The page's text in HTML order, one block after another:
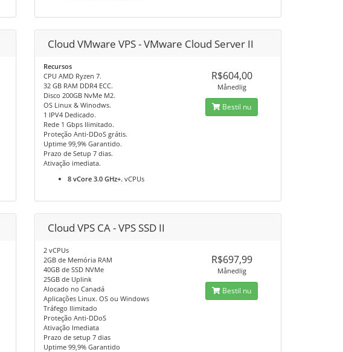
Cloud VMware VPS - VMware Cloud Server II
Recursos
CPU AMD Ryzen 7.
32 GB RAM DDR4 ECC.
Disco 200GB NvMe M2.
OS Linux & Winodws.
1 IPV4 Dedicado.
Rede 1 Gbps Ilimitado.
Proteção Anti-DDoS grátis.
Uptime 99,9% Garantido.
Prazo de Setup 7 dias.
Ativação imediata.
8 vCore 3.0 GHz+. vCPUs
R$604,00
Månedlig
Bestil nu
Cloud VPS CA - VPS SSD II
2 vCPUs
2GB de Memória RAM
40GB de SSD NVMe
25GB de Uplink
Alocado no Canadá
Aplicações Linux. OS ou Windows
Tráfego Ilimitado
Proteção Anti-DDoS
Ativação Imediata
Prazo de setup 7 dias
Uptime 99,9% Garantido
R$697,99
Månedlig
Bestil nu